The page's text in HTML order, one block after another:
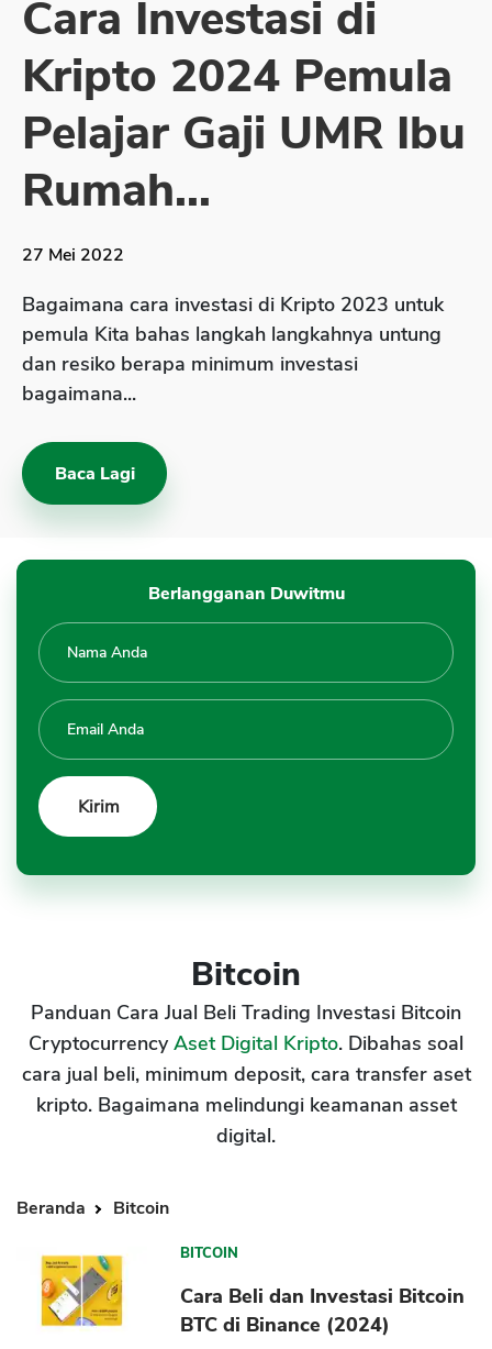
Sekuritas Saham
Bank Digital
Crypto
Assets Crypto
Exchange
Asuransi Kesehatan
Asuransi Syariah
Cara Investasi di
Kripto 2024 Pemula
Pelajar Gaji UMR Ibu
Rumah...
27 Mei 2022
Bagaimana cara investasi di Kripto 2023 untuk
pemula Kita bahas langkah langkahnya untung
dan resiko berapa minimum investasi
bagaimana...
Baca Lagi
Berlangganan Duwitmu
Bitcoin
Panduan Cara Jual Beli Trading Investasi Bitcoin
CryptocurrencyAset Digital Kripto. Dibahas soal
cara jual beli, minimum deposit, cara transfer aset
kripto. Bagaimana melindungi keamanan asset
digital.
Beranda Bitcoin
BITCOIN
Cara Beli dan Investasi Bitcoin
BTC di Binance (2024)